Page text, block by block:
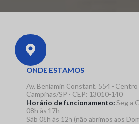
ONDE ESTAMOS
Av. Benjamin Constant, 554 - Centro
Campinas/SP - CEP: 13010-140
Horário de funcionamento: Seg a
08h às 17h
Sáb 08h às 12h (não abrimos aos